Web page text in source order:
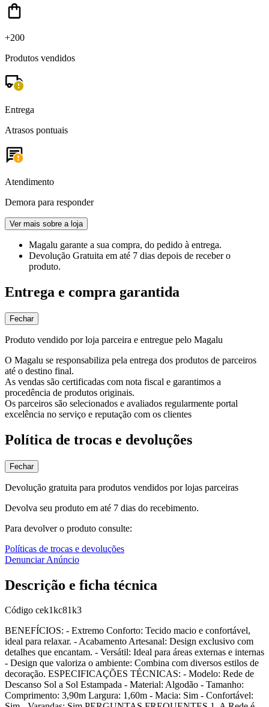
+200
Produtos vendidos
Entrega
Atrasos pontuais
Atendimento
Demora para responder
Ver mais sobre a loja
Magalu garante a sua compra, do pedido à entrega.
Devolução Gratuita em até 7 dias depois de receber o
produto.
Entrega e compra garantida
Fechar
Produto vendido por loja parceira e entregue pelo Magalu
O Magalu se responsabiliza pela entrega dos produtos de parceiros
até o destino final.
As vendas são certificadas com nota fiscal e garantimos a
procedência de produtos originais.
Os parceiros são selecionados e avaliados regularmente portal
excelência no serviço e reputação com os clientes
Política de trocas e devoluções
Fechar
Devolução gratuita para produtos vendidos por lojas parceiras
Devolva seu produto em até 7 dias do recebimento.
Para devolver o produto consulte:
Políticas de trocas e devoluções
Denunciar Anúncio
Descrição e ficha técnica
Código cek1kc81k3
BENEFÍCIOS: - Extremo Conforto: Tecido macio e confortável,
ideal para relaxar. - Acabamento Artesanal: Design exclusivo com
detalhes que encantam. - Versátil: Ideal para áreas externas e internas
- Design que valoriza o ambiente: Combina com diversos estilos de
decoração. ESPECIFICAÇÕES TÉCNICAS: - Modelo: Rede de
Descanso Sol a Sol Estampada - Material: Algodão - Tamanho:
Comprimento: 3,90m Largura: 1,60m - Macia: Sim - Confortável: